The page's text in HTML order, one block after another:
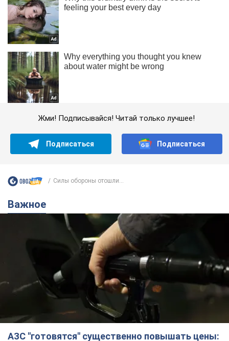
Жми! Подписывайся! Читай только лучшее!
Подписаться Подписаться
Силы обороны отошли...
Важное
АЗС "готовятся" существенно повышать цены: